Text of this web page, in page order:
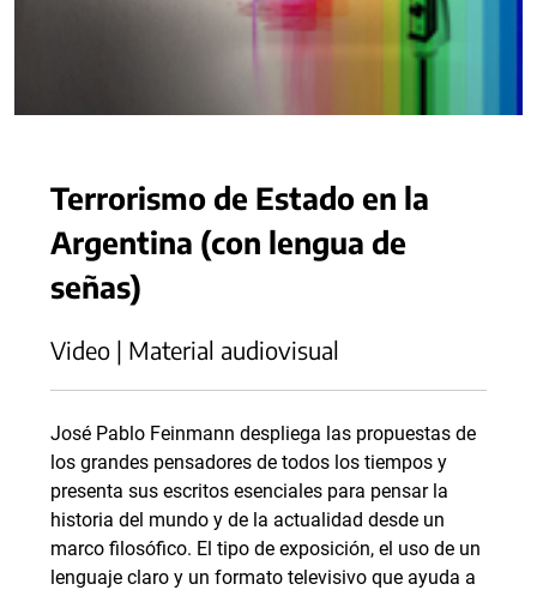
Terrorismo de Estado en la
Argentina (con lengua de
señas)
Video | Material audiovisual
José Pablo Feinmann despliega las propuestas de
los grandes pensadores de todos los tiempos y
presenta sus escritos esenciales para pensar la
historia del mundo y de la actualidad desde un
marco filosófico. El tipo de exposición, el uso de un
lenguaje claro y un formato televisivo que ayuda a